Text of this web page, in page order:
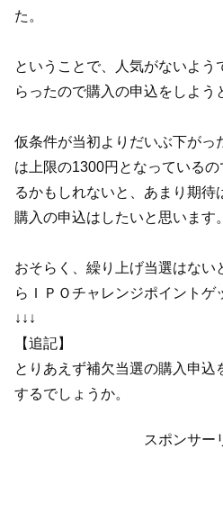
た。
ということで、人気がないよう
らったので購入の申込をしよう
仮条件が当初よりだいぶ下がっ
は上限の1300円となっている
るかもしれないと、あまり期
購入の申込はしたいと思います。
おそらく、繰り上げ当選はない
らＩＰＯチャレンジポイントゲ
↓↓↓
【追記】
とりあえず補欠当選の購入申込
するでしょうか。
スポンサー